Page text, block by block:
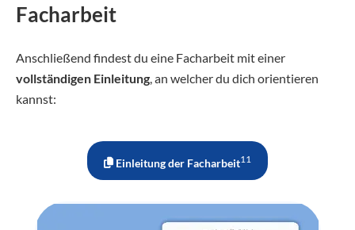
Facharbeit
Anschließend findest du eine Facharbeit mit einer
vollständigen Einleitung, an welcher du dich orientieren
kannst:
Einleitung der Facharbeit11